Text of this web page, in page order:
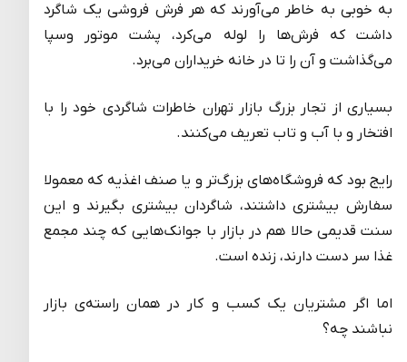
به خوبی به خاطر می‌آورند که هر فرش فروشی یک شاگرد
داشت که فرش‌ها را لوله می‌کرد، پشت موتور وسپا
می‌گذاشت و آن را تا در خانه خریداران می‌برد.
بسیاری از تجار بزرگ بازار تهران خاطرات شاگردی خود را با
افتخار و با آب و تاب تعریف می‌کنند.
رایج بود که فروشگاه‌های بزرگ‌تر و یا صنف اغذیه که معمولا
سفارش بیشتری داشتند، شاگردان بیشتری بگیرند و این
سنت قدیمی حالا هم در بازار با جوانک‌هایی که چند مجمع
غذا سر دست دارند، زنده است.
اما اگر مشتریان یک کسب و کار در همان راسته‌ی بازار
نباشند چه؟